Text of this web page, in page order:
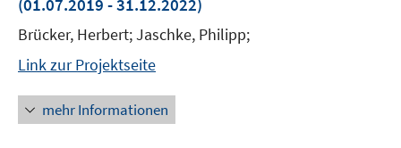
(01.07.2019 - 31.12.2022)
Brücker, Herbert; Jaschke, Philipp;
Link zur Projektseite
mehr Informationen